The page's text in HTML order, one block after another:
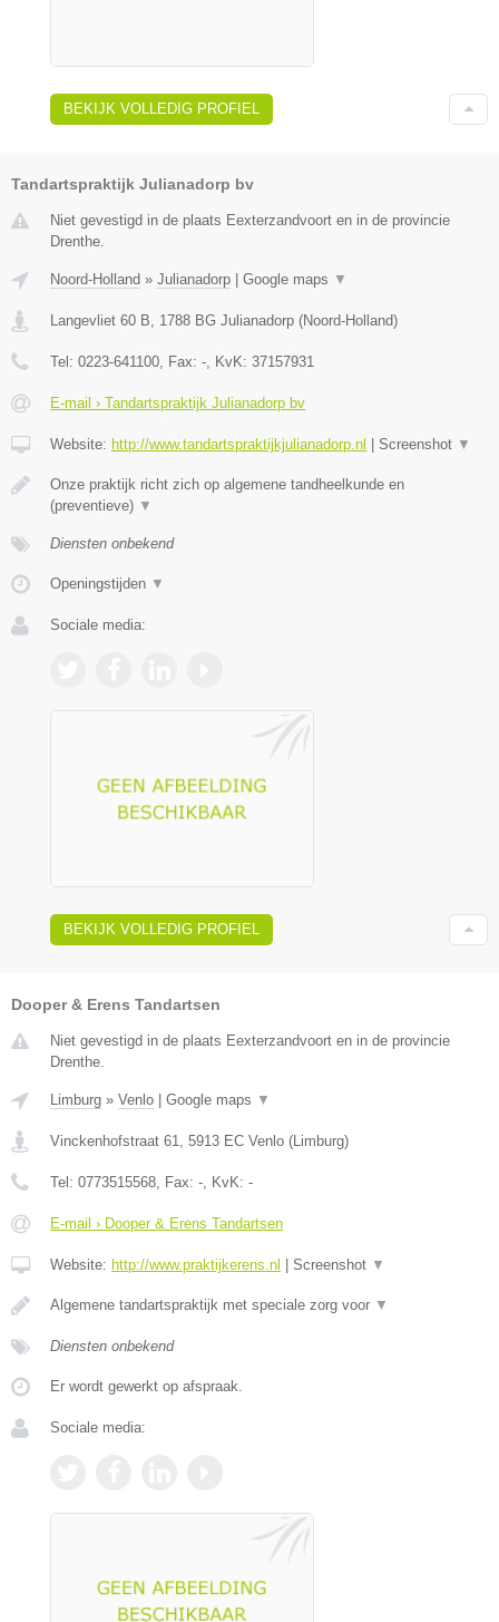
BEKIJK VOLLEDIG PROFIEL
Tandartspraktijk Julianadorp bv
Niet gevestigd in de plaats Eexterzandvoort en in de provincie
Drenthe.
Noord-Holland » Julianadorp Google maps ▼
Langevliet 60 B, 1788 BG Julianadorp (Noord-Holland)
Tel: 0223-641100, Fax: -, KvK: 37157931
E-mail › Tandartspraktijk Julianadorp bv
Website: http://www.tandartspraktijkjulianadorp.nl Screenshot ▼
Onze praktijk richt zich op algemene tandheelkunde en
(preventieve) ▼
Diensten onbekend
Openingstijden ▼
Sociale media:
BEKIJK VOLLEDIG PROFIEL
Dooper & Erens Tandartsen
Niet gevestigd in de plaats Eexterzandvoort en in de provincie
Drenthe.
Limburg » Venlo Google maps ▼
Vinckenhofstraat 61 5913 EC Venlo ( Limburg)
Tel: 0773515568 , Fax: - , KvK: -
E-mail › Dooper & Erens Tandartsen
Website: http://www.praktijkerens.nl Screenshot ▼
Algemene tandartspraktijk met speciale zorg voor ▼
Diensten onbekend
Er wordt gewerkt op afspraak.
Sociale media: